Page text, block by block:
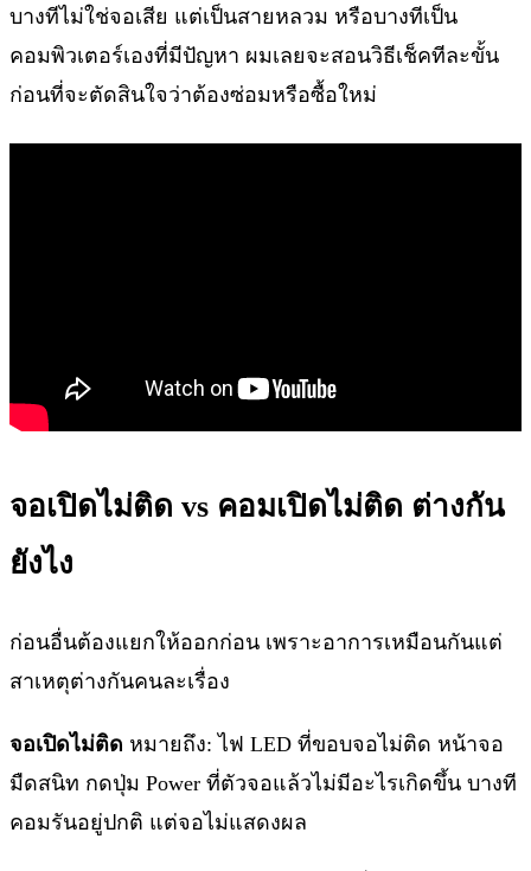
บางทีไม่ใช่จอเสีย แต่เป็นสายหลวม หรือบางทีเป็น
คอมพิวเตอร์เองที่มีปัญหา ผมเลยจะสอนวิธีเช็คทีละขั้น
ก่อนที่จะตัดสินใจว่าต้องซ่อมหรือซื้อใหม่
จอเปิดไม่ติด vs คอมเปิดไม่ติด ต่างกัน
ยังไง
ก่อนอื่นต้องแยกให้ออกก่อน เพราะอาการเหมือนกันแต่
สาเหตุต่างกันคนละเรื่อง
จอเปิดไม่ติด หมายถึง: ไฟ LED ที่ขอบจอไม่ติด หน้าจอ
มืดสนิท กดปุ่ม Power ที่ตัวจอแล้วไม่มีอะไรเกิดขึ้น บางที
คอมรันอยู่ปกติ แต่จอไม่แสดงผล